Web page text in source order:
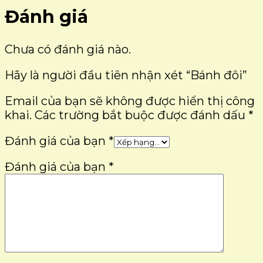
Đánh giá
Chưa có đánh giá nào.
Hãy là người đầu tiên nhận xét “Bánh đôi”
Email của bạn sẽ không được hiển thị công
khai. Các trường bắt buộc được đánh dấu *
Đánh giá của bạn *
Đánh giá của bạn *